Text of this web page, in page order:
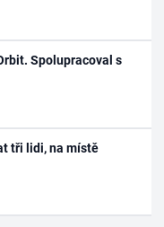
Spolupracoval s
tři lidi, na místě